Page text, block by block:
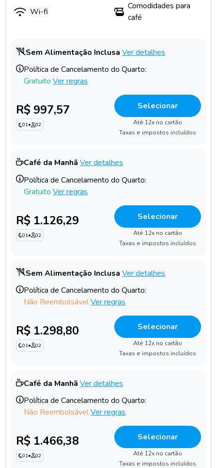
Wi-fi
Comodidades para
café
Sem Alimentação Inclusa Ver detalhes
Política de Cancelamento do Quarto:
Gratuito Ver regras
R$ 997,57
01• 02
Selecionar
Até 12x no cartão
Taxas e impostos incluídos
Café da Manhã Ver detalhes
Política de Cancelamento do Quarto:
Gratuito Ver regras
R$ 1.126,29
01• 02
Selecionar
Até 12x no cartão
Taxas e impostos incluídos
Sem Alimentação Inclusa Ver detalhes
Política de Cancelamento do Quarto:
Não ReembolsávelVer regras
R$ 1.298,80
01• 02
Selecionar
Até 12x no cartão
Taxas e impostos incluídos
Café da Manhã Ver detalhes
Política de Cancelamento do Quarto:
Não ReembolsávelVer regras
R$ 1.466,38
01• 02
Selecionar
Até 12x no cartão
Taxas e impostos incluídos